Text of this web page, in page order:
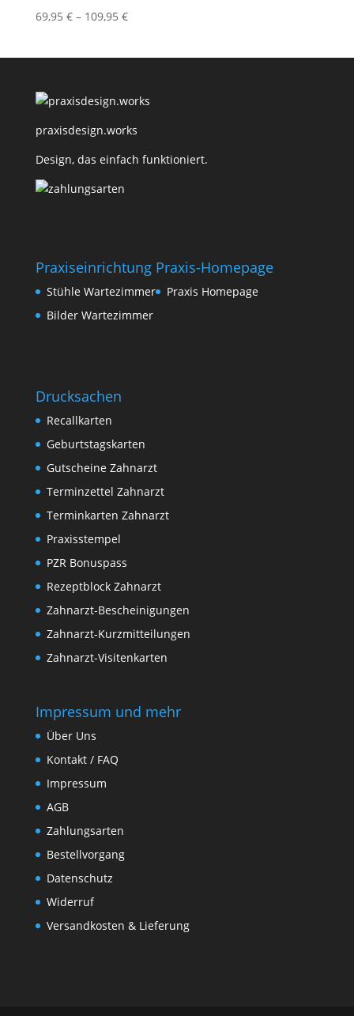
69,95 €– 109,95 €
praxisdesign.works
Design, das einfach funktioniert.
Praxiseinrichtung
Stühle Wartezimmer
Bilder Wartezimmer
Praxis-Homepage
Praxis Homepage
Drucksachen
Recallkarten
Geburtstagskarten
Gutscheine Zahnarzt
Terminzettel Zahnarzt
Terminkarten Zahnarzt
Praxisstempel
PZR Bonuspass
Rezeptblock Zahnarzt
Zahnarzt-Bescheinigungen
Zahnarzt-Kurzmitteilungen
Zahnarzt-Visitenkarten
Impressum und mehr
Über Uns
Kontakt / FAQ
Impressum
AGB
Zahlungsarten
Bestellvorgang
Datenschutz
Widerruf
Versandkosten & Lieferung